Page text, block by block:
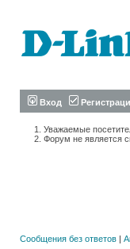
Вход
Уважаемые
Форум не является
Сообщения без ответов |